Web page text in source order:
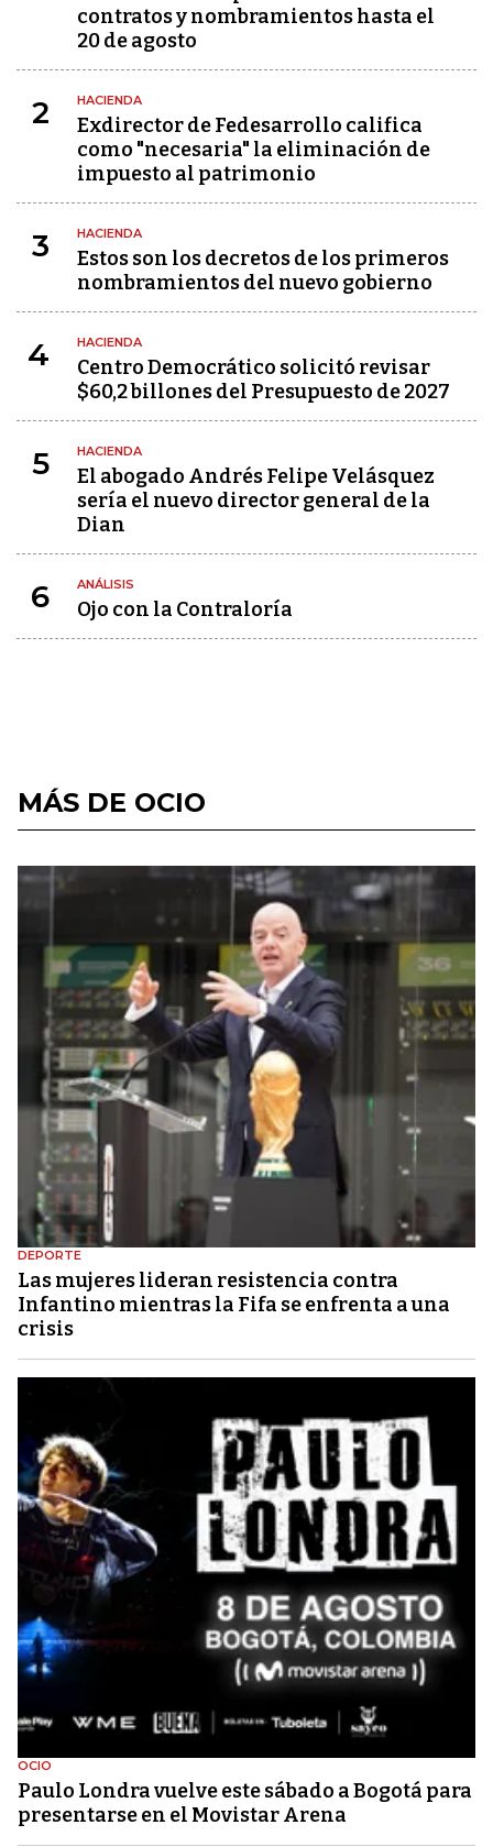
contratos y nombramientos hasta el
20 de agosto
2 HACIENDA
Exdirector de Fedesarrollo califica
como "necesaria" la eliminación de
impuesto al patrimonio
3 HACIENDA
Estos son los decretos de los primeros
nombramientos del nuevo gobierno
4 HACIENDA
Centro Democrático solicitó revisar
$60,2 billones del Presupuesto de 2027
5 HACIENDA
El abogado Andrés Felipe Velásquez
sería el nuevo director general de la
Dian
6 ANÁLISIS
Ojo con la Contraloría
MÁS DE OCIO
DEPORTE
Las mujeres lideran resistencia contra
Infantino mientras la Fifa se enfrenta a una
crisis
OCIO
Paulo Londra vuelve este sábado a Bogotá para
presentarse en el Movistar Arena